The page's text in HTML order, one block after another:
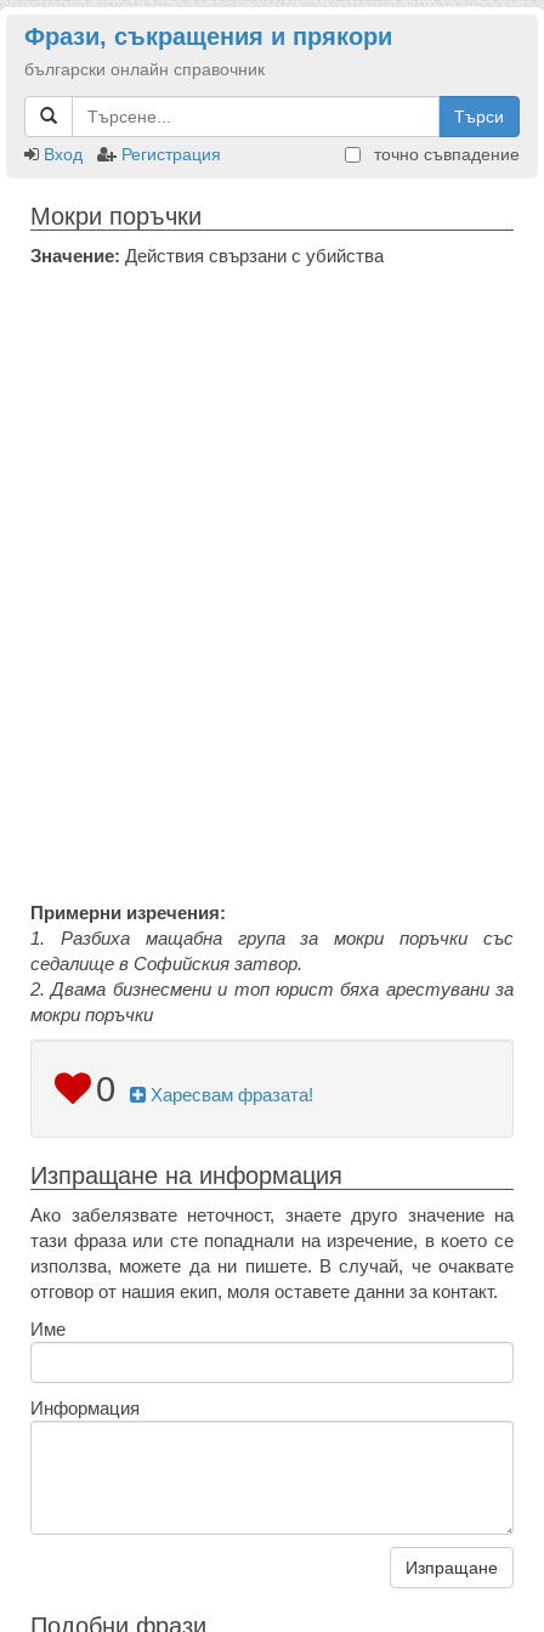
Фрази, съкращения и прякори
български онлайн справочник
Търси
Вход
Регистрация точно съвпадение
Мокри поръчки
Значение: Действия свързани с убийства
Примерни изречения:
1. Разбиха мащабна група за мокри поръчки със
седалище в Софийския затвор.
2. Двама бизнесмени и топ юрист бяха арестувани за
мокри поръчки
0 Харесвам фразата!
Изпращане на информация
Ако забелязвате неточност, знаете друго значение на
тази фраза или сте попаднали на изречение, в което се
използва, можете да ни пишете. В случай, че очаквате
отговор от нашия екип, моля оставете данни за контакт.
Име
Информация
Изпращане
Подобни фрази